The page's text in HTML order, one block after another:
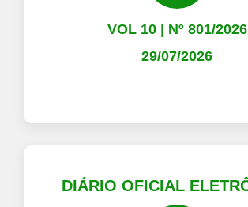
VOL 10 | Nº 801/2026
29/07/2026
DIÁRIO OFICIAL